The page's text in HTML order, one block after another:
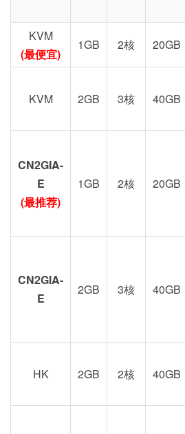
KVM
(最便宜)
1GB 2核 20GB
KVM 2GB 3核 40GB
CN2GIA-
E
(最推荐)
1GB 2核 20GB
CN2GIA-
E
2GB 3核 40GB
HK 2GB 2核 40GB